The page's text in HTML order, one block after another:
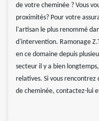
de votre cheminée ? Vous
proximités? Pour votre
l'artisan le plus renommé
d'intervention. Ramonage
en ce domaine depuis
secteur il y a bien
relatives. Si vous rencontrez
de cheminée, contactez-lui